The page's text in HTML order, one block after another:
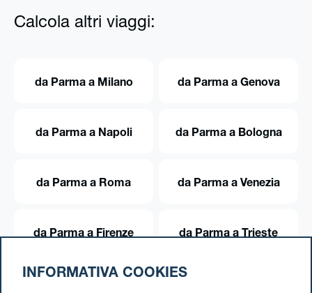
Calcola altri viaggi:
da Parma a Milano da Parma a Genova
da Parma a Napoli da Parma a Bologna
da Parma a Roma da Parma a Venezia
da Parma a Firenze da Parma a Trieste
INFORMATIVA COOKIES